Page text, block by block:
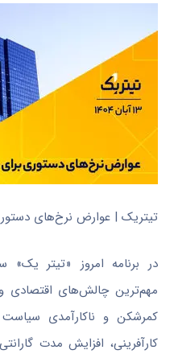
تیتریک | عوارض نرخ‌های
مهم‌ترین چالش‌های اقتصادی و
کمرشکن و ناکارآمدی
کارآفرینی، افزایش مدت